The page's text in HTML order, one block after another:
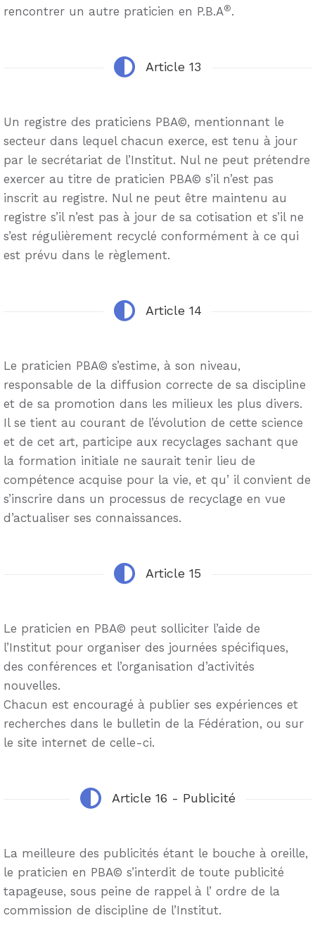
rencontrer un autre praticien en P.B.A®.
Article 13
Un registre des praticiens PBA©, mentionnant le
secteur dans lequel chacun exerce, est tenu à jour
par le secrétariat de l’Institut. Nul ne peut prétendre
exercer au titre de praticien PBA© s’il n’est pas
inscrit au registre. Nul ne peut être maintenu au
registre s’il n’est pas à jour de sa cotisation et s’il ne
s’est régulièrement recyclé conformément à ce qui
est prévu dans le règlement.
Article 14
Le praticien PBA© s’estime, à son niveau,
responsable de la diffusion correcte de sa discipline
et de sa promotion dans les milieux les plus divers.
Il se tient au courant de l’évolution de cette science
et de cet art, participe aux recyclages sachant que
la formation initiale ne saurait tenir lieu de
compétence acquise pour la vie, et qu’ il convient de
s’inscrire dans un processus de recyclage en vue
d’actualiser ses connaissances.
Article 15
Le praticien en PBA© peut solliciter l’aide de
l’Institut pour organiser des journées spécifiques,
des conférences et l’organisation d’activités
nouvelles.
Chacun est encouragé à publier ses expériences et
recherches dans le bulletin de la Fédération, ou sur
le site internet de celle-ci.
Article 16 - Publicité
La meilleure des publicités étant le bouche à oreille,
le praticien en PBA© s’interdit de toute publicité
tapageuse, sous peine de rappel à l’ ordre de la
commission de discipline de l’Institut.